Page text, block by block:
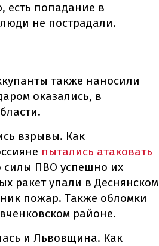
есть попадание в
не пострадали.
также наносили
оказались, в
взрывы. Как
пытались атаковать
силы ПВО успешно их
ракет упали в Деснянском
пожар. Также обломки
районе.
и Львовщина. Как